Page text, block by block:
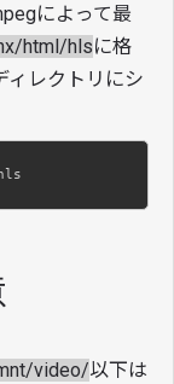
によって最
html/hlsに格
ィレクトリにシ
video/以下は